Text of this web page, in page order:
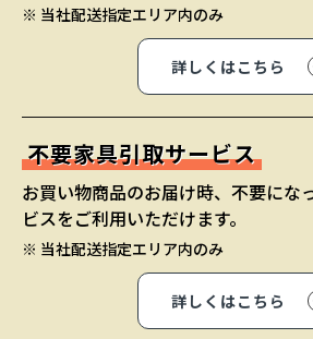
※ 当社配送指定エリア内のみ
詳しくはこちら
不要家具引取サービス
お買い物商品のお届け時、不要にな
ビスをご利用いただけます。
※ 当社配送指定エリア内のみ
詳しくはこちら